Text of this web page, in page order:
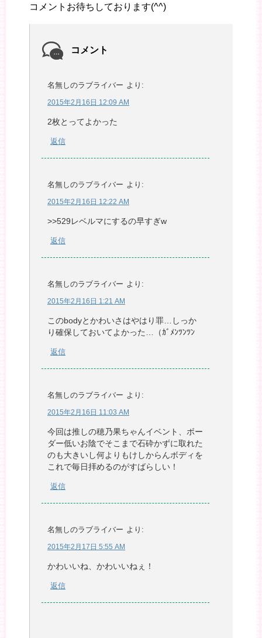
コメントお待ちしております(^^)
コメント
名無しのラブライバー より:
2015年2月16日 12:09 AM
2枚とってよかった
返信
名無しのラブライバー より:
2015年2月16日 12:22 AM
>>529レベルマにするの早すぎw
返信
名無しのラブライバー より:
2015年2月16日 1:21 AM
このbodyとかわいさはやはり罪…しっか
り確保しておいてよかった…（ｶﾞﾒﾝﾂﾝﾂﾝ
返信
名無しのラブライバー より:
2015年2月16日 11:03 AM
今回は推しの穂乃果ちゃんイベント、ボー
ダー低いお陰でそこまで石砕かずに取れた
のも大きいし何よりもけしからんボディを
これで毎日拝めるのがすばらしい！
返信
名無しのラブライバー より:
2015年2月17日 5:55 AM
かわいいね、かわいいねぇ！
返信